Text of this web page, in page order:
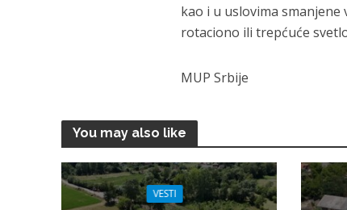
kao i u uslovima
rotaciono ili trepćuće
MUP Srbije
You may also like
VESTI